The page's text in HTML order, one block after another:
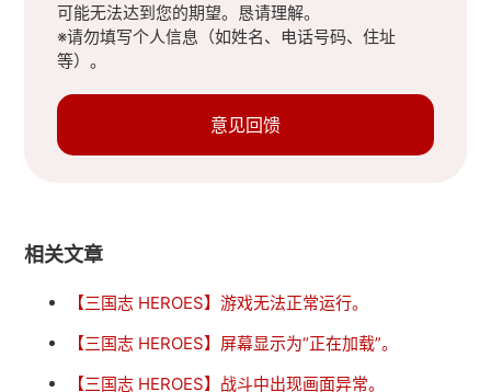
可能无法达到您的期望。恳请理解。
※请勿填写个人信息（如姓名、电话号码、住址
等）。
意见回馈
相关文章
【三国志 HEROES】游戏无法正常运行。
【三国志 HEROES】屏幕显示为“正在加载”。
【三国志 HEROES】战斗中出现画面异常。